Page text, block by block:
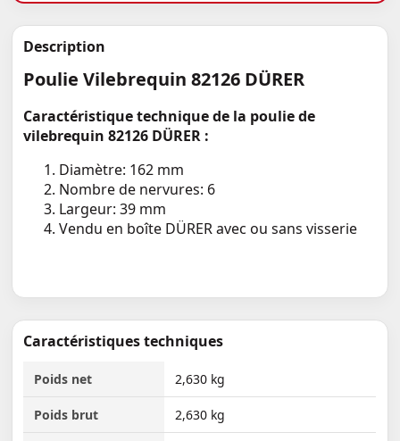
Description
Poulie Vilebrequin 82126 DÜRER
Caractéristique technique de la poulie de
vilebrequin 82126 DÜRER :
Diamètre: 162 mm
Nombre de nervures: 6
Largeur: 39 mm
Vendu en boîte DÜRER avec ou sans visserie
Caractéristiques techniques
Poids net 2,630 kg
Poids brut 2,630 kg